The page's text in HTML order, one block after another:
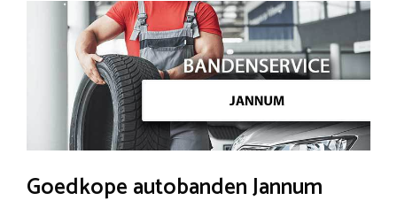
Goedkope autobanden Jannum